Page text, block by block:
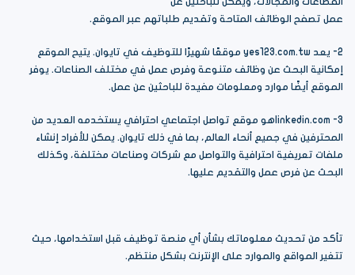
عمل تصفح الوظائف المتاحة وتقديم طلباتهم عبر الموقع.
2- يعد yes123.com.tw موقعًا شهيرًا للتوظيف في تايوان. يتيح الموقع
إمكانية البحث عن وظائف متنوعة وفرص عمل في مختلف الصناعات. يوفر
الموقع أيضًا موارد ومعلومات مفيدة للباحثين عن عمل.
linkedin.com -3هو موقع تواصل اجتماعي احترافي يستخدمه العديد من
المحترفين في جميع أنحاء العالم، بما في ذلك تايوان. يمكن للأفراد إنشاء
ملفات تعريفية احترافية والتواصل مع شركات وصناعات مختلفة، وكذلك
البحث عن فرص عمل والتقديم عليها.
تأكد من تحديث معلوماتك بشأن أي منصة توظيف قبل استخدامها، حيث
تتغير المواقع والموارد على الإنترنت بشكل منتظم.